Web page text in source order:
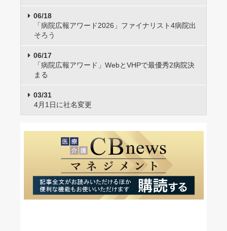
06/18
「病院広報アワード2026」ファイナリスト4病院出
そろう
06/17
「病院広報アワード」WebとVHPで最優秀2病院決
まる
03/31
4月1日に社名変更